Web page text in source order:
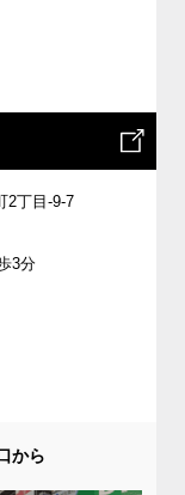
2丁目-9-7
3分
から